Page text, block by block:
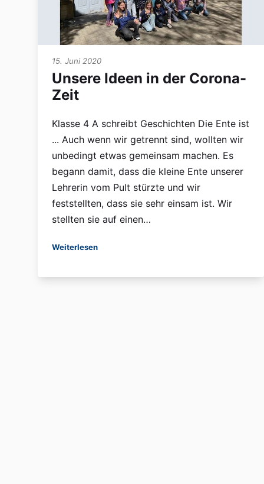
15. Juni 2020
Unsere Ideen in der Corona-
Zeit
Klasse 4 A schreibt Geschichten Die Ente ist
... Auch wenn wir getrennt sind, wollten wir
unbedingt etwas gemeinsam machen. Es
begann damit, dass die kleine Ente unserer
Lehrerin vom Pult stürzte und wir
feststellten, dass sie sehr einsam ist. Wir
stellten sie auf einen…
Weiterlesen